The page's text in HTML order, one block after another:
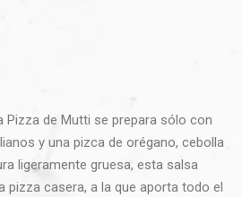
Pizza de Mutti se prepara sólo con
y una pizca de orégano, cebolla
ligeramente gruesa, esta salsa
pizza casera, a la que aporta todo el